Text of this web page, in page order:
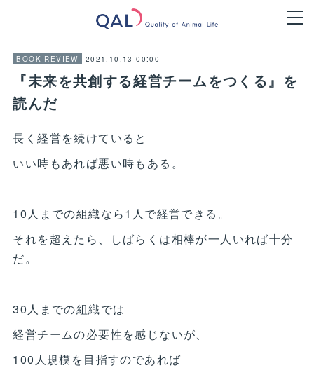
BOOK REVIEW 2021.10.13 00:00
『未来を共創する経営チームをつくる』を
読んだ
長く経営を続けていると
いい時もあれば悪い時もある。
10人までの組織なら1人で経営できる。
それを超えたら、しばらくは相棒が一人いれば十分
だ。
30人までの組織では
経営チームの必要性を感じないが、
100人規模を目指すのであれば